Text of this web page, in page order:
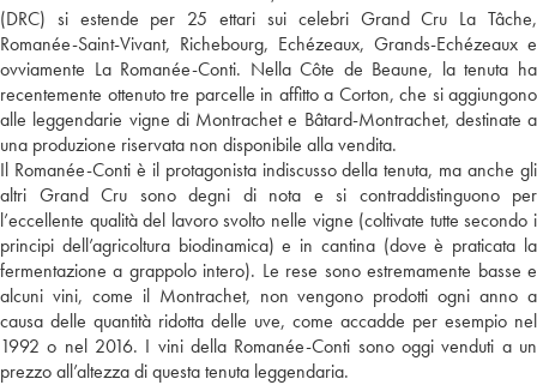
(DRC) si estende per 25 ettari sui celebri Grand Cru La Tâche,
Romanée-Saint-Vivant, Richebourg, Echézeaux, Grands-Echézeaux e
ovviamente La Romanée-Conti. Nella Côte de Beaune, la tenuta ha
recentemente ottenuto tre parcelle in affitto a Corton, che si aggiungono
alle leggendarie vigne di Montrachet e Bâtard-Montrachet, destinate a
una produzione riservata non disponibile alla vendita.
Il Romanée-Conti è il protagonista indiscusso della tenuta, ma anche gli
altri Grand Cru sono degni di nota e si contraddistinguono per
l’eccellente qualità del lavoro svolto nelle vigne (coltivate tutte secondo i
principi dell’agricoltura biodinamica) e in cantina (dove è praticata la
fermentazione a grappolo intero). Le rese sono estremamente basse e
alcuni vini, come il Montrachet, non vengono prodotti ogni anno a
causa delle quantità ridotta delle uve, come accadde per esempio nel
1992 o nel 2016. I vini della Romanée-Conti sono oggi venduti a un
prezzo all’altezza di questa tenuta leggendaria.